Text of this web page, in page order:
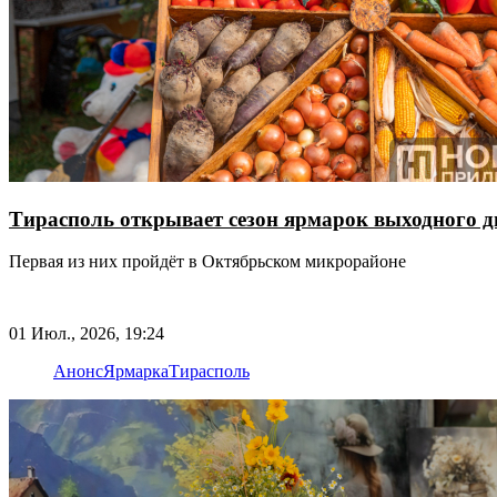
Тирасполь открывает сезон ярмарок выходного
Первая из них пройдёт в Октябрьском микрорайоне
01 Июл., 2026, 19:24
АнонсЯрмаркаТирасполь